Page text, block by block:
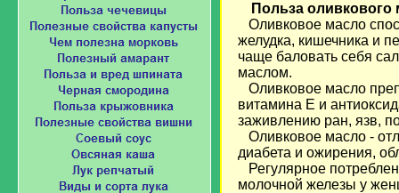
Польза оливкового
Оливковое масло
желудка, кишечника и
чаще баловать себя
маслом.
Оливковое масло
витамина Е и
заживлению ран, язв,
Оливковое масло -
диабета и ожирения,
Регулярное
молочной железы у